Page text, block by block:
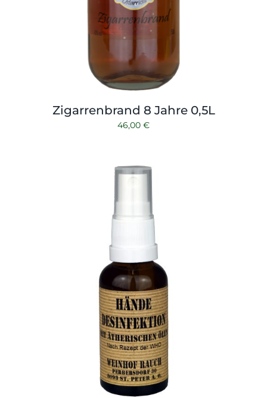
Zigarrenbrand 8 Jahre 0,5L
46,00 €